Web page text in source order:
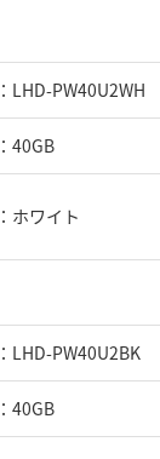
：LHD-PW40U2WH
：40GB
：ホワイト
：LHD-PW40U2BK
：40GB